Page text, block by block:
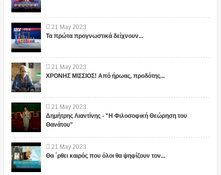
21 May 2023
Τα πρώτα προγνωστικά δείχνουν...
21 May 2023
ΧΡΟΝΗΣ ΜΙΣΣΙΟΣ! Από ήρωας, προδότης...
21 May 2023
Δημήτρης Λιαντίνης - "Η Φιλοσοφική Θεώρηση του
Θανάτου"
21 May 2023
Θα ΄ρθει καιρός που όλοι θα ψηφίζουν τον...